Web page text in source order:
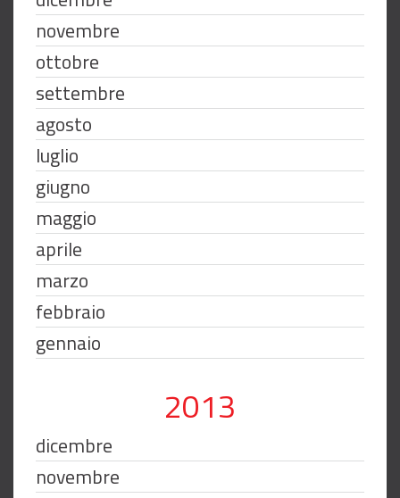
novembre
ottobre
settembre
agosto
luglio
giugno
maggio
aprile
marzo
febbraio
gennaio
2013
dicembre
novembre